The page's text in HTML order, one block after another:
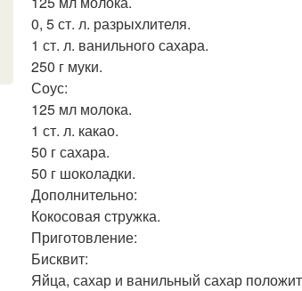
0, 5 ст. л. разрыхлителя.
1 ст. л. ванильного сахара.
250 г муки.
Соус:
125 мл молока.
1 ст. л. какао.
50 г сахара.
50 г шоколадки.
Дополнительно:
Кокосовая стружка.
Приготовление:
Бисквит:
Яйца, сахар и ванильный сахар